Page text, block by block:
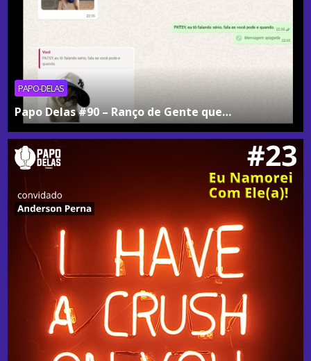
PAPO-DELAS
Papo Delas #90 – Ranço de Gente que…